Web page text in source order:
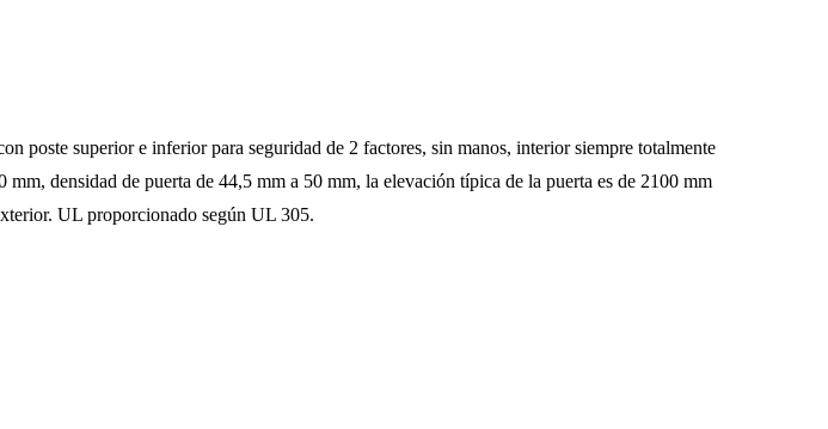
poste superior e inferior para seguridad de 2 factores, sin manos, interior siempre totalmente
densidad de puerta de 44,5 mm a 50 mm, la elevación típica de la puerta es de 2100 mm
UL proporcionado según UL 305.